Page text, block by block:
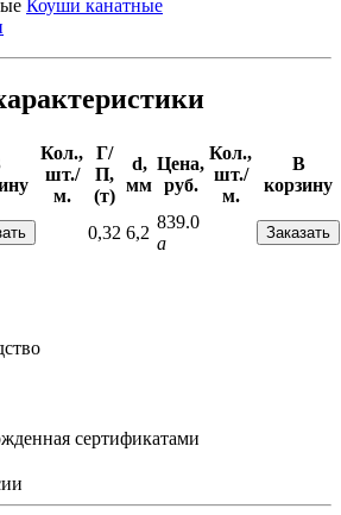
Коуши канатные
Кол.,
шт./
м.
Г/
П,
(т)
d,
мм
Цена,
руб.
Кол.,
шт./
м.
В
корзину
0,32 6,2
839.0
a
сертификатами